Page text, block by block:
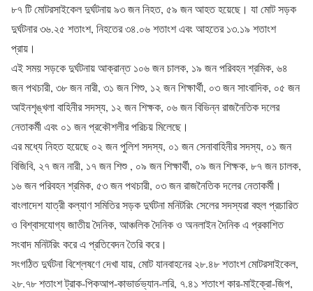
৮৭ টি মোটরসাইকেল দুর্ঘটনায় ৯৩ জন নিহত, ৫৯ জন আহত হয়েছে। যা মোট সড়ক
দুর্ঘটনার ৩৬.২৫ শতাংশ, নিহতের ৩৪.০৬ শতাংশ এবং আহতের ১৩.১৯ শতাংশ
প্রায়।
এই সময় সড়কে দুর্ঘটনায় আক্রান্ত ১০৬ জন চালক, ১৯ জন পরিবহন শ্রমিক, ৬৪
জন পথচারী, ৩৮ জন নারী, ৩১ জন শিশু, ১২ জন শিক্ষার্থী, ০৩ জন সাংবাদিক, ০৫ জন
আইনশৃঙ্খলা বাহিনীর সদস্য, ১২ জন শিক্ষক, ০৬ জন বিভিন্ন রাজনৈতিক দলের
নেতাকর্মী এবং ০১ জন প্রকৌশলীর পরিচয় মিলেছে।
এর মধ্যে নিহত হয়েছে ০২ জন পুলিশ সদস্য, ০১ জন সেনাবাহিনীর সদস্য, ০১ জন
বিজিবি, ২৭ জন নারী, ১৭ জন শিশু , ০৯ জন শিক্ষার্থী, ০৯ জন শিক্ষক, ৮৭ জন চালক,
১৬ জন পরিবহন শ্রমিক, ৫৩ জন পথচারী, ০৩ জন রাজনৈতিক দলের নেতাকর্মী।
বাংলাদেশ যাত্রী কল্যাণ সমিতির সড়ক দুর্ঘটনা মনিটরিং সেলের সদস্যরা বহুল প্রচারিত
ও বিশ্বাসযোগ্য জাতীয় দৈনিক, আঞ্চলিক দৈনিক ও অনলাইন দৈনিক এ প্রকাশিত
সংবাদ মনিটরিং করে এ প্রতিবেদন তৈরি করে।
সংগঠিত দুর্ঘটনা বিশ্লেষণে দেখা যায়, মোট যানবাহনের ২৮.৪৮ শতাংশ মোটরসাইকেল,
২৮.৭৮ শতাংশ ট্রাক-পিকআপ-কাভার্ডভ্যান-লরি, ৭.৪১ শতাংশ কার-মাইক্রো-জিপ,